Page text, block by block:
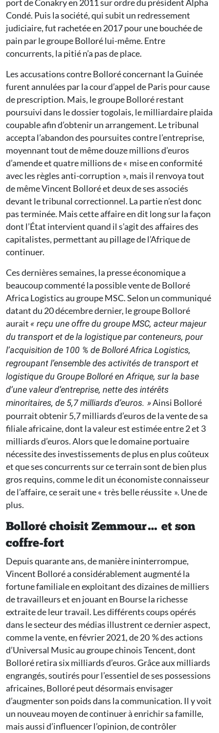
port de Conakry en 2011 sur ordre du président Alpha
Condé. Puis la société, qui subit un redressement
judiciaire, fut rachetée en 2017 pour une bouchée de
pain par le groupe Bolloré lui-même. Entre
concurrents, la pitié n’a pas de place.
Les accusations contre Bolloré concernant la Guinée
furent annulées par la cour d’appel de Paris pour cause
de prescription. Mais, le groupe Bolloré restant
poursuivi dans le dossier togolais, le milliardaire plaida
coupable afin d’obtenir un arrangement. Le tribunal
accepta l’abandon des poursuites contre l’entreprise,
moyennant tout de même douze millions d’euros
d’amende et quatre millions de « mise en conformité
avec les règles anti-corruption », mais il renvoya tout
de même Vincent Bolloré et deux de ses associés
devant le tribunal correctionnel. La partie n’est donc
pas terminée. Mais cette affaire en dit long sur la façon
dont l’État intervient quand il s’agit des affaires des
capitalistes, permettant au pillage de l’Afrique de
continuer.
Ces dernières semaines, la presse économique a
beaucoup commenté la possible vente de Bolloré
Africa Logistics au groupe MSC. Selon un communiqué
datant du 20 décembre dernier, le groupe Bolloré
aurait « reçu une offre du groupe MSC, acteur majeur
du transport et de la logistique par conteneurs, pour
l’acquisition de 100 % de Bolloré Africa Logistics,
regroupant l’ensemble des activités de transport et
logistique du Groupe Bolloré en Afrique, sur la base
d’une valeur d’entreprise, nette des intérêts
minoritaires, de 5,7 milliards d’euros. »Ainsi Bolloré
pourrait obtenir 5,7 milliards d’euros de la vente de sa
filiale africaine, dont la valeur est estimée entre 2 et 3
milliards d’euros. Alors que le domaine portuaire
nécessite des investissements de plus en plus coûteux
et que ses concurrents sur ce terrain sont de bien plus
gros requins, comme le dit un économiste connaisseur
de l’affaire, ce serait une « très belle réussite ». Une de
plus.
Bolloré choisit Zemmour… et son
coffre-fort
Depuis quarante ans, de manière ininterrompue,
Vincent Bolloré a considérablement augmenté la
fortune familiale en exploitant des dizaines de milliers
de travailleurs et en jouant en Bourse la richesse
extraite de leur travail. Les différents coups opérés
dans le secteur des médias illustrent ce dernier aspect,
comme la vente, en février 2021, de 20 % des actions
d’Universal Music au groupe chinois Tencent, dont
Bolloré retira six milliards d’euros. Grâce aux milliards
engrangés, soutirés pour l’essentiel de ses possessions
africaines, Bolloré peut désormais envisager
d’augmenter son poids dans la communication. Il y voit
un nouveau moyen de continuer à enrichir sa famille,
mais aussi d’influencer l’opinion, de contrôler